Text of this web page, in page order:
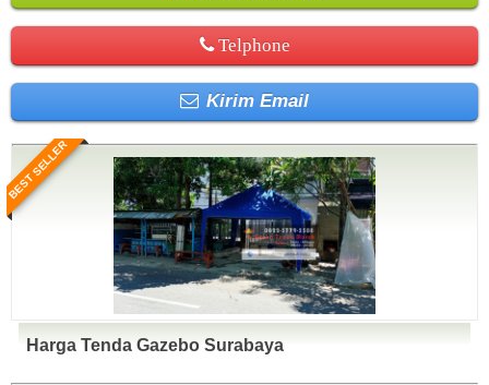
Telphone
Kirim Email
BEST SELLER
Harga Tenda Gazebo Surabaya